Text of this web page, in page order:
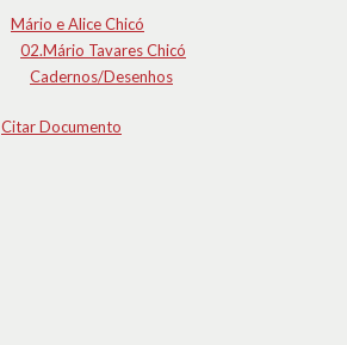
Mário e Alice Chicó
02.Mário Tavares Chicó
Cadernos/Desenhos
Citar Documento